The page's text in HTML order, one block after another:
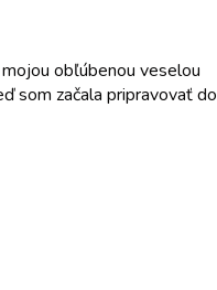
obľúbenou veselou
som začala pripravovať do